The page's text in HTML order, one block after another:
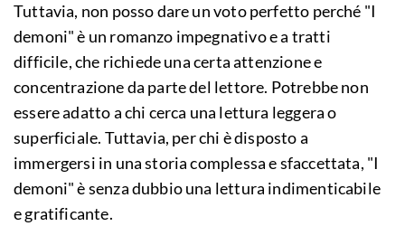
Tuttavia, non posso dare un voto perfetto perché "I
demoni" è un romanzo impegnativo e a tratti
difficile, che richiede una certa attenzione e
concentrazione da parte del lettore. Potrebbe non
essere adatto a chi cerca una lettura leggera o
superficiale. Tuttavia, per chi è disposto a
immergersi in una storia complessa e sfaccettata, "I
demoni" è senza dubbio una lettura indimenticabile
e gratificante.